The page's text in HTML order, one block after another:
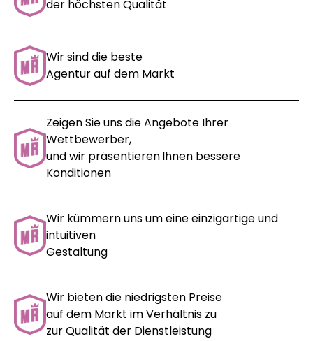
der höchsten Qualität
Wir sind die beste
Agentur auf dem Markt
Zeigen Sie uns die Angebote Ihrer
Wettbewerber,
und wir präsentierenIhnen bessere
Konditionen
Wir kümmern uns um eine einzigartige und
intuitiven
Gestaltung
Wir bieten die niedrigsten Preise
auf dem Markt im Verhältnis zu
zur Qualität der Dienstleistung